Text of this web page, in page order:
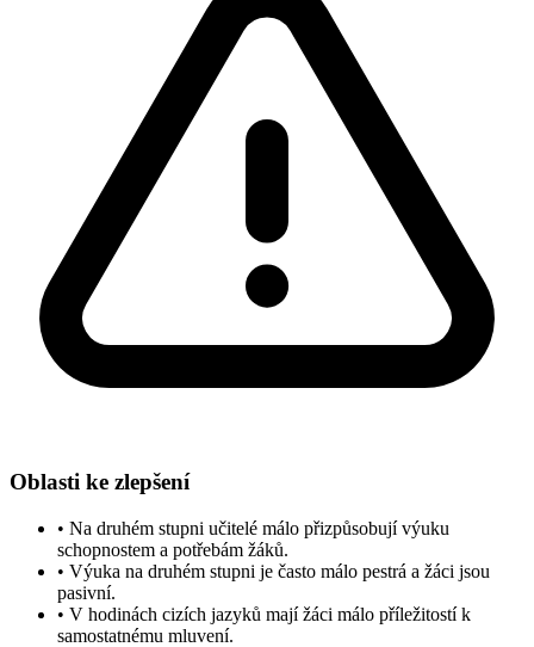
Oblasti ke zlepšení
• Na druhém stupni učitelé málo přizpůsobují výuku
schopnostem a potřebám žáků.
• Výuka na druhém stupni je často málo pestrá a žáci jsou
pasivní.
• V hodinách cizích jazyků mají žáci málo příležitostí k
samostatnému mluvení.